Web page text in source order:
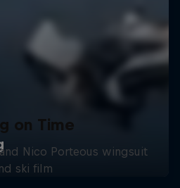
on Time
Nico Porteous wingsuit
ski film